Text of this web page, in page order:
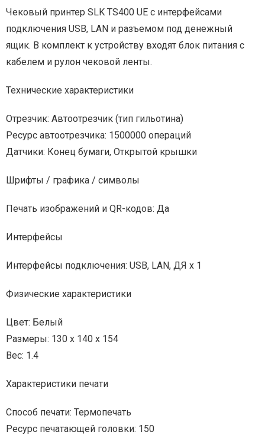
Чековый принтер SLK TS400 UE с интерфейсами
подключения USB, LAN и разъемом под денежный
ящик. В комплект к устройству входят блок питания с
кабелем и рулон чековой ленты.
Технические характеристики
Отрезчик: Автоотрезчик (тип гильотина)
Ресурс автоотрезчика: 1500000 операций
Датчики: Конец бумаги, Открытой крышки
Шрифты / графика / символы
Печать изображений и QR-кодов: Да
Интерфейсы
Интерфейсы подключения: USB, LAN, ДЯ х 1
Физические характеристики
Цвет: Белый
Размеры: 130 x 140 x 154
Вес: 1.4
Характеристики печати
Способ печати: Термопечать
Ресурс печатающей головки: 150